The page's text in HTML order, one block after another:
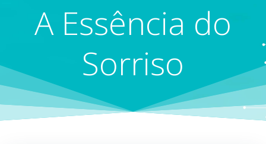
A Essência do
Sorriso